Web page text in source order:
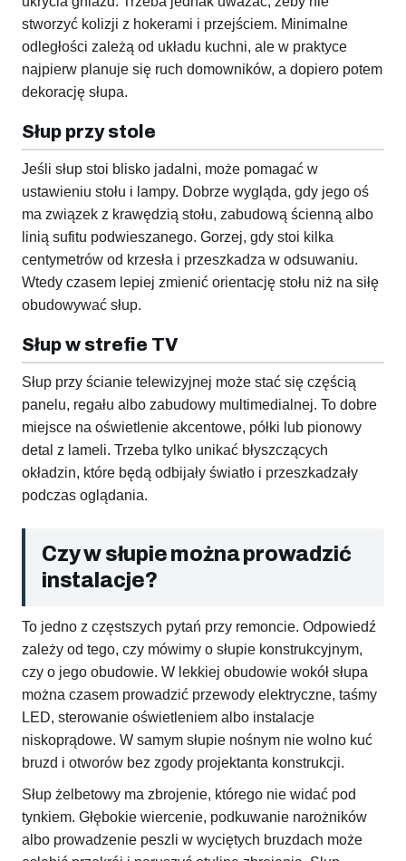
stworzyć kolizji z hokerami i przejściem. Minimalne
odległości zależą od układu kuchni, ale w praktyce
najpierw planuje się ruch domowników, a dopiero potem
dekorację słupa.
Słup przy stole
Jeśli słup stoi blisko jadalni, może pomagać w
ustawieniu stołu i lampy. Dobrze wygląda, gdy jego oś
ma związek z krawędzią stołu, zabudową ścienną albo
linią sufitu podwieszanego. Gorzej, gdy stoi kilka
centymetrów od krzesła i przeszkadza w odsuwaniu.
Wtedy czasem lepiej zmienić orientację stołu niż na siłę
obudowywać słup.
Słup w strefie TV
Słup przy ścianie telewizyjnej może stać się częścią
panelu, regału albo zabudowy multimedialnej. To dobre
miejsce na oświetlenie akcentowe, półki lub pionowy
detal z lameli. Trzeba tylko unikać błyszczących
okładzin, które będą odbijały światło i przeszkadzały
podczas oglądania.
Czy w słupie można prowadzić
instalacje?
To jedno z częstszych pytań przy remoncie. Odpowiedź
zależy od tego, czy mówimy o słupie konstrukcyjnym,
czy o jego obudowie. W lekkiej obudowie wokół słupa
można czasem prowadzić przewody elektryczne, taśmy
LED, sterowanie oświetleniem albo instalacje
niskoprądowe. W samym słupie nośnym nie wolno kuć
bruzd i otworów bez zgody projektanta konstrukcji.
Słup żelbetowy ma zbrojenie, którego nie widać pod
tynkiem. Głębokie wiercenie, podkuwanie narożników
albo prowadzenie peszli w wyciętych bruzdach może